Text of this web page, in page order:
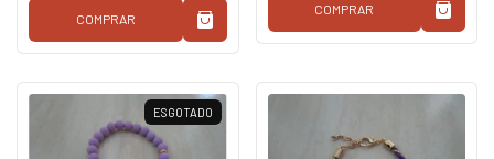
COMPRAR
COMPRAR
ESGOTADO